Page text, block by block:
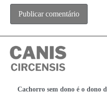
Cachorro sem dono é o dono